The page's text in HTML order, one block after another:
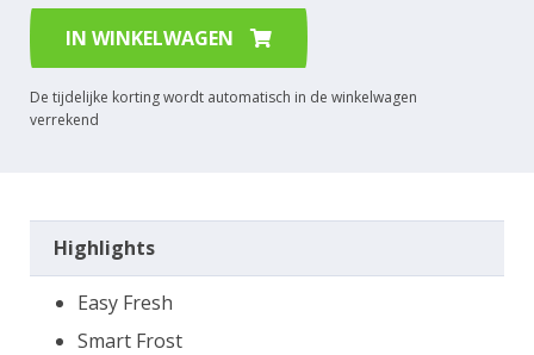
IN WINKELWAGEN
De tijdelijke korting wordt automatisch in de winkelwagen
verrekend
Highlights
Easy Fresh
Smart Frost